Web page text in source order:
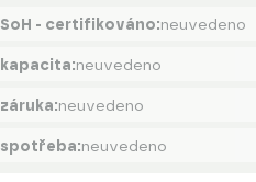
SoH - certifikováno:neuvedeno
kapacita:neuvedeno
záruka:neuvedeno
spotřeba:neuvedeno